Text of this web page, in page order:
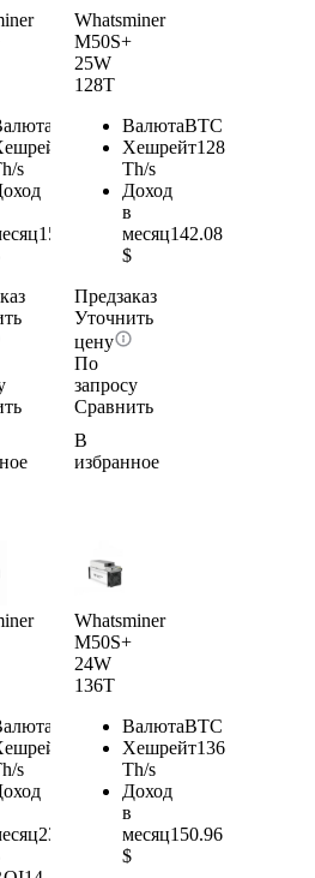
s
155.4
Whatsminer
M50S+
25W
128T
ВалютаBTC
Хешрейт128
Th/s
Доход
в
месяц142.08
$
Предзаказ
Уточнить
цену
По
запросу
Сравнить
В
избранное
s
239.76
Whatsminer
M50S+
24W
136T
ВалютаBTC
Хешрейт136
Th/s
Доход
в
месяц150.96
$